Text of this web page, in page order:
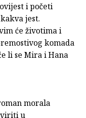
i početi
jest.
će životima i
komada
li se Mira i Hana
morala
u